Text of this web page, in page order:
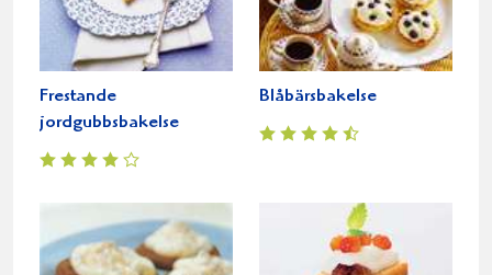
Frestande
jordgubbsbakelse
Blåbärsbakelse